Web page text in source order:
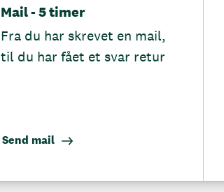
Mail - 5 timer
Fra du har skrevet en mail,
til du har fået et svar retur
Send mail